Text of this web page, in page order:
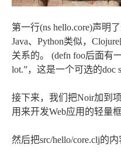
第一行(ns hello.core)声明
Java、Python类似，
关系的。 (defn foo后面有
lot.”，这是一个可选的doc
接下来，我们把Noir加到
用来开发Web应用的轻量框
然后把src/hello/core.clj的内